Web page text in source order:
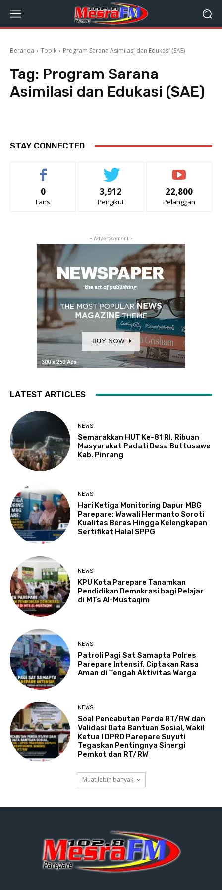
Beranda Topik Program Sarana Asimilasi dan Edukasi (SAE)
Tag: Program Sarana
Asimilasi dan Edukasi (SAE)
STAY CONNECTED
0
Fans
3,912
Pengikut
22,800
Pelanggan
- Advertisement -
LATEST ARTICLES
NEWS
Semarakkan HUT Ke-81 RI, Ribuan
Masyarakat Padati Desa Buttusawe
Kab. Pinrang
NEWS
Hari Ketiga Monitoring Dapur MBG
Parepare: Wawali Hermanto Soroti
Kualitas Beras Hingga Kelengkapan
Sertifikat Halal SPPG
NEWS
KPU Kota Parepare Tanamkan
Pendidikan Demokrasi bagi Pelajar
di MTs Al-Mustaqim
NEWS
Patroli Pagi Sat Samapta Polres
Parepare Intensif, Ciptakan Rasa
Aman di Tengah Aktivitas Warga
NEWS
Soal Pencabutan Perda RT/RW dan
Validasi Data Bantuan Sosial, Wakil
Ketua I DPRD Parepare Suyuti
Tegaskan Pentingnya Sinergi
Pemkot dan RT/RW
Muat lebih banyak